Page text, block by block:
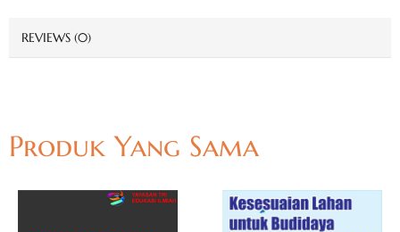
REVIEWS (0)
Produk Yang Sama